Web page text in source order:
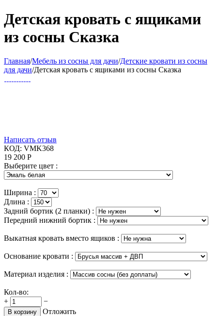
Детская кровать с ящиками
из сосны Сказка
Главная/Мебель из сосны для дачи/Детские кровати из сосны
для дачи/Детская кровать с ящиками из сосны Сказка
Написать отзыв
КОД: VMK368
19 200 Р
Выберите цвет :
Ширина :
Длина :
Задний бортик (2 планки) :
Передний нижний бортик :
Выкатная кровать вместо ящиков :
Основание кровати :
Материал изделия :
Кол-во:
+
−
В корзину
Отложить